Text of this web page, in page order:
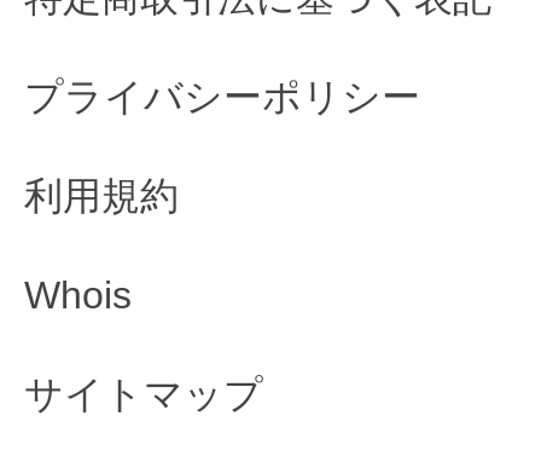
プライバシーポリシー
利用規約
Whois
サイトマップ